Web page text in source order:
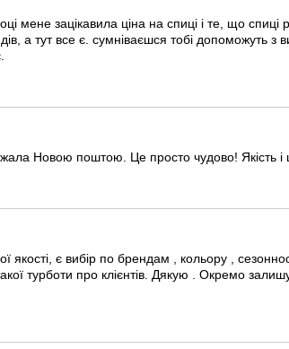
зацікавила ціна на спиці і те, що спиці
а тут все є. сумніваєшся тобі допоможуть з
Новою поштою. Це просто чудово! Якість і
є вибір по брендам , кольору ,
турботи про клієнтів. Дякую . Окремо